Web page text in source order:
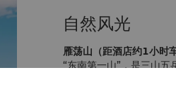
自然风光
雁荡山（距酒店约1小时
“东南第一山”，是三山五
山脉连绵起伏，雾里群